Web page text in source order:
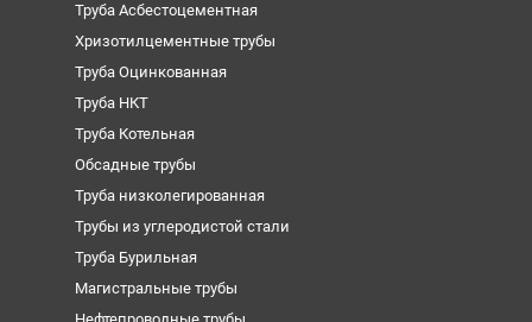
Труба Асбестоцементная
Хризотилцементные трубы
Труба Оцинкованная
Труба НКТ
Труба Котельная
Обсадные трубы
Труба низколегированная
Трубы из углеродистой стали
Труба Бурильная
Магистральные трубы